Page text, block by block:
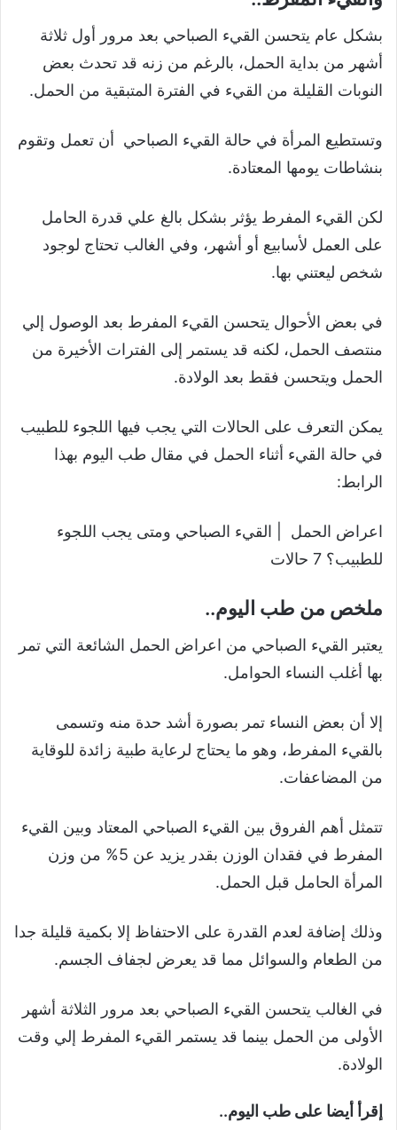
بشكل عام يتحسن القيء الصباحي بعد مرور أول ثلاثة
أشهر من بداية الحمل، بالرغم من زنه قد تحدث بعض
النوبات القليلة من القيء في الفترة المتبقية من الحمل.
وتستطيع المرأة في حالة القيء الصباحي أن تعمل وتقوم
بنشاطات يومها المعتادة.
لكن القيء المفرط يؤثر بشكل بالغ علي قدرة الحامل
على العمل لأسابيع أو أشهر، وفي الغالب تحتاج لوجود
شخص ليعتني بها.
في بعض الأحوال يتحسن القيء المفرط بعد الوصول إلي
منتصف الحمل، لكنه قد يستمر إلى الفترات الأخيرة من
الحمل ويتحسن فقط بعد الولادة.
يمكن التعرف على الحالات التي يجب فيها اللجوء للطبيب
في حالة القيء أثناء الحمل في مقال طب اليوم بهذا
الرابط:
اعراض الحمل | القيء الصباحي ومتى يجب اللجوء
للطبيب؟ 7 حالات
ملخص من طب اليوم..
يعتبر القيء الصباحي من اعراض الحمل الشائعة التي تمر
بها أغلب النساء الحوامل.
إلا أن بعض النساء تمر بصورة أشد حدة منه وتسمى
بالقيء المفرط، وهو ما يحتاج لرعاية طبية زائدة للوقاية
من المضاعفات.
تتمثل أهم الفروق بين القيء الصباحي المعتاد وبين القيء
المفرط في فقدان الوزن بقدر يزيد عن 5% من وزن
المرأة الحامل قبل الحمل.
وذلك إضافة لعدم القدرة على الاحتفاظ إلا بكمية قليلة جدا
من الطعام والسوائل مما قد يعرض لجفاف الجسم.
في الغالب يتحسن القيء الصباحي بعد مرور الثلاثة أشهر
الأولى من الحمل بينما قد يستمر القيء المفرط إلي وقت
الولادة.
إقرأ أيضا على طب اليوم..